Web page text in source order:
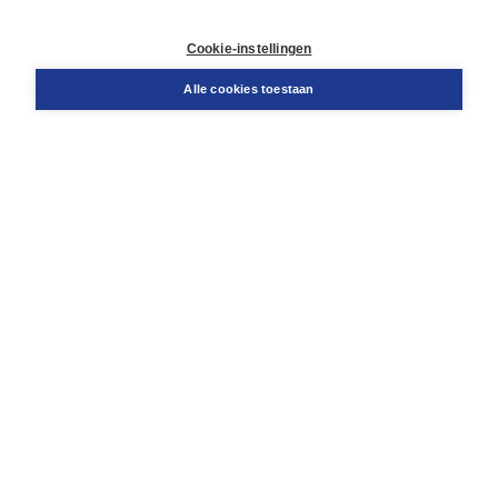
Bestellen
Cookie-instellingen
Alle cookies toestaan